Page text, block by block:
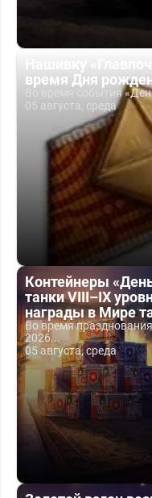
Нашивку
время Дня
Во время события
05 августа, среда
Контейнеры
танки VIII–IX
награды в Мире
Во время
2026...
05 августа, среда